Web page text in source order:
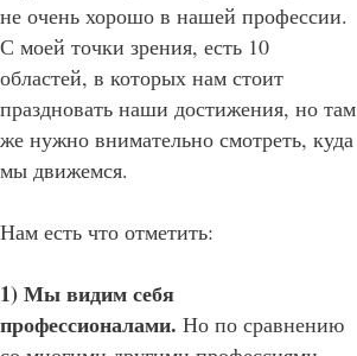
не очень хорошо в нашей профессии.
С моей точки зрения, есть 10
областей, в которых нам стоит
праздновать наши достижения, но там
же нужно внимательно смотреть, куда
мы движемся.
Нам есть что отметить:
1) Мы видим себя
профессионалами. Но по сравнению